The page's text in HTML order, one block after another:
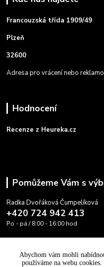
Francouzská třída 1909/49
Plzeň
32600
Adresa pro vrácení nebo
Hodnocení
Recenze z Heureka.cz
Pomůžeme Vám s
Radka Dvořáková Čumpelíková
+420 724 942 413
Po - pá / 8:00 - 16:00 hod
Abychom vám mohli
používáme na webu